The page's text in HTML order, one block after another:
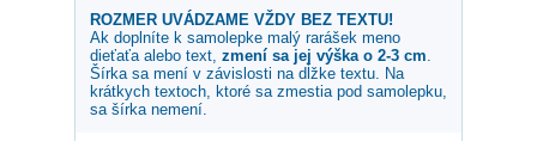
ROZMER UVÁDZAME VŽDY BEZ TEXTU!
Ak doplníte k samolepke malý rarášek meno
dieťaťa alebo text, zmení sa jej výška o 2-3 cm.
Šírka sa mení v závislosti na dĺžke textu. Na
krátkych textoch, ktoré sa zmestia pod samolepku,
sa šírka nemení.